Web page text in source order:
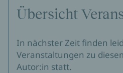
Übersicht
In nächster Zeit finden
Veranstaltungen zu
Autor:in statt.